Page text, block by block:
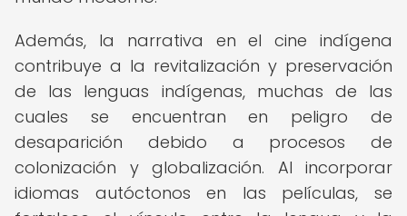
Además, la narrativa en el cine indígena
contribuye a la revitalización y preservación
de las lenguas indígenas, muchas de las
cuales se encuentran en peligro de
desaparición debido a procesos de
colonización y globalización. Al incorporar
idiomas autóctonos en las películas, se